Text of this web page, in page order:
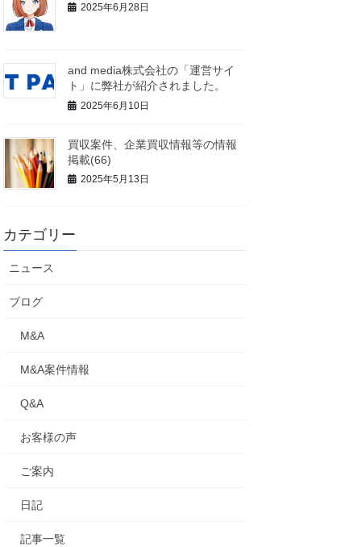
2025年6月28日
and media株式会社の「運営サイ
ト」に弊社が紹介されました。
2025年6月10日
買収案件、企業買収情報等の情報
掲載(66)
2025年5月13日
カテゴリー
ニュース
ブログ
M&A
M&A案件情報
Q&A
お客様の声
ご案内
日記
記事一覧